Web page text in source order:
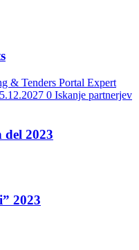
& Tenders Portal Expert
0 Iskanje partnerjev
2023
2023